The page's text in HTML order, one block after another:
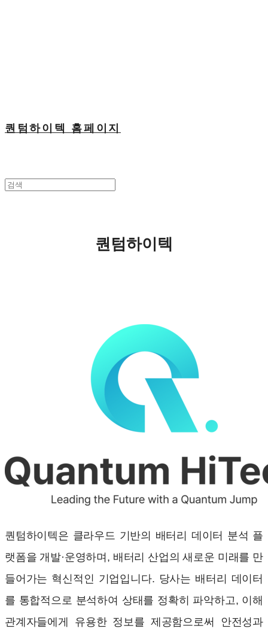
퀀텀하이텍 홈페이지
퀀텀하이텍
퀀텀하이텍은 클라우드 기반의 배터리 데이터 분석 플
랫폼을 개발·운영하며, 배터리 산업의 새로운 미래를 만
들어가는 혁신적인 기업입니다. 당사는 배터리 데이터
를 통합적으로 분석하여 상태를 정확히 파악하고, 이해
관계자들에게 유용한 정보를 제공함으로써 안전성과